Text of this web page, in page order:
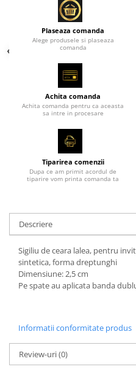
Plaseaza comanda
Alege produsele si plaseaza
comanda
Achita comanda
Achita comanda pentru ca aceasta
sa intre in procesare
Tiparirea comenzii
Dupa ce am primit acordul de
tiparire vom printa comanda ta
Descriere
Sigiliu de ceara lalea, pentru
sintetica, forma dreptunghi
Dimensiune: 2,5 cm
Pe spate au aplicata banda
Informatii conformitate produs
Review-uri(0)